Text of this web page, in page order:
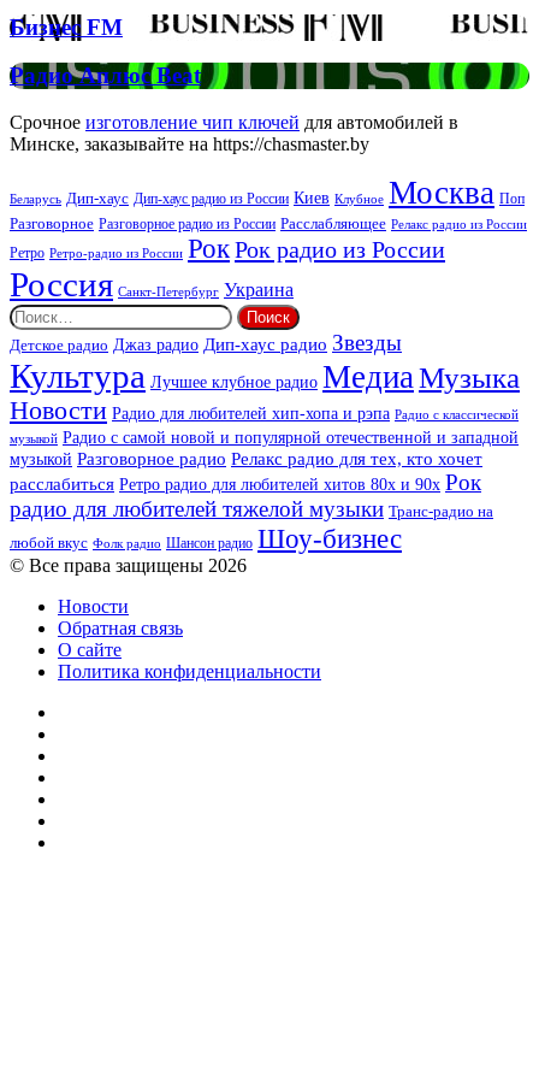
Бизнес
Бизнес FM
Радио
Аплюс
Beat
Радио Аплюс Beat
Срочное изготовление чип ключей для автомобилей в
Минске, заказывайте на https://chasmaster.by
Беларусь Дип-хаус Дип-хаус радио из России Киев Клубное Москва Поп
Разговорное Разговорное радио из России Расслабляющее Релакс радио из России
Ретро Ретро-радио из России РокРок радио из России
Россия Санкт-Петербург Украина
Найти:
Детское радио Джаз радио Дип-хаус радио Звезды
Культура Лучшее клубное радио МедиаМузыка
Новости Радио для любителей хип-хопа и рэпа Радио с классической
музыкой Радио с самой новой и популярной отечественной и западной
музыкой Разговорное радио Релакс радио для тех, кто хочет
расслабиться Ретро радио для любителей хитов 80х и 90х Рок
радио для любителей тяжелой музыки Транс-радио на
любой вкус Фолк радио Шансон радио Шоу-бизнес
© Все права защищены 2026
Новости
Обратная связь
О сайте
Политика конфиденциальности